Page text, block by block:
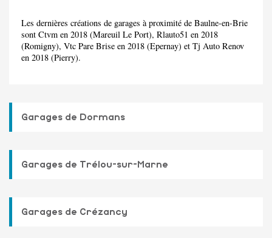
Les dernières créations de garages à proximité de Baulne-en-Brie
sont Ctvm en 2018 (Mareuil Le Port), Rlauto51 en 2018
(Romigny), Vtc Pare Brise en 2018 (Epernay) et Tj Auto Renov
en 2018 (Pierry).
Garages de Dormans
Garages de Trélou-sur-Marne
Garages de Crézancy